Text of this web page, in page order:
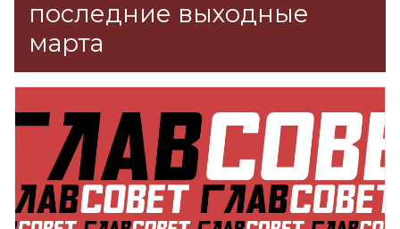
последние выходные
марта